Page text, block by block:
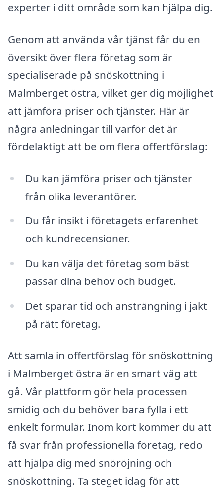
experter i ditt område som kan hjälpa dig.
Genom att använda vår tjänst får du en
översikt över flera företag som är
specialiserade på snöskottning i
Malmberget östra, vilket ger dig möjlighet
att jämföra priser och tjänster. Här är
några anledningar till varför det är
fördelaktigt att be om flera offertförslag:
Du kan jämföra priser och tjänster
från olika leverantörer.
Du får insikt i företagets erfarenhet
och kundrecensioner.
Du kan välja det företag som bäst
passar dina behov och budget.
Det sparar tid och ansträngning i jakt
på rätt företag.
Att samla in offertförslag för snöskottning
i Malmberget östra är en smart väg att
gå. Vår plattform gör hela processen
smidig och du behöver bara fylla i ett
enkelt formulär. Inom kort kommer du att
få svar från professionella företag, redo
att hjälpa dig med snöröjning och
snöskottning. Ta steget idag för att